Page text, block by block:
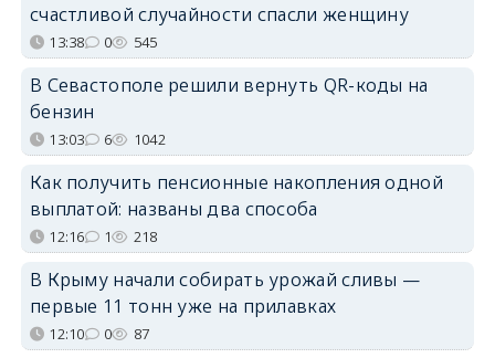
счастливой случайности спасли женщину
13:38 0 545
В Севастополе решили вернуть QR-коды на
бензин
13:03 6 1042
Как получить пенсионные накопления одной
выплатой: названы два способа
12:16 1 218
В Крыму начали собирать урожай сливы —
первые 11 тонн уже на прилавках
12:10 0 87